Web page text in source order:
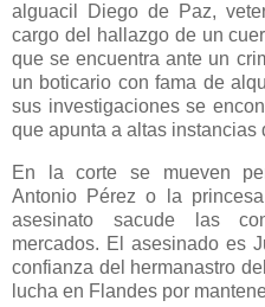
alguacil Diego de Paz,
cargo del hallazgo de un
que se encuentra ante un
un boticario con fama de
sus investigaciones se
que apunta a altas instancias
En la corte se mueven
Antonio Pérez o la
asesinato sacude las
mercados. El asesinado es
confianza del hermanastro
lucha en Flandes por